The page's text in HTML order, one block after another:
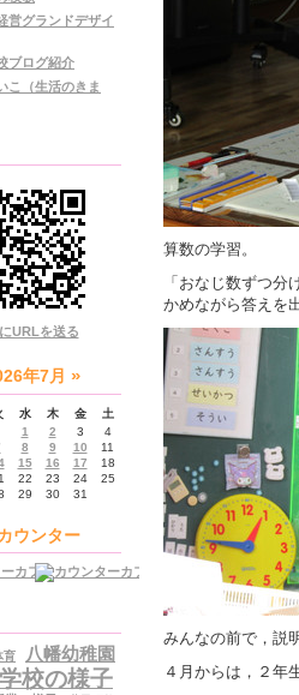
営グランドデザイ
ブログ紹介
こ（生活のきま
URLを送る
年7月 »
水 木 金
土
1
2 3
4
8 9 10
11
15 16 17
18
22 23 24
25
29 30 31
ウンター
育 八幡幼稚園
学校の様子
算数の学習。
「おなじ数ずつ
かめながら答えを
みんなの前で，説
４月からは，２年